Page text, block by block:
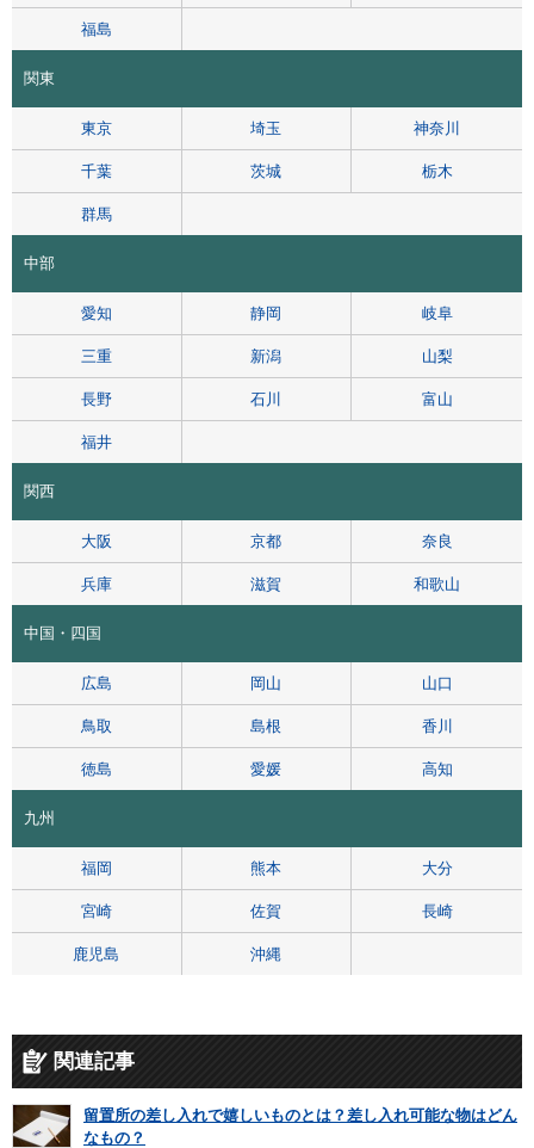
福島
関東
東京 埼玉 神奈川
千葉 茨城 栃木
群馬
中部
愛知 静岡 岐阜
三重 新潟 山梨
長野 石川 富山
福井
関西
大阪 京都 奈良
兵庫 滋賀 和歌山
中国・四国
広島 岡山 山口
鳥取 島根 香川
徳島 愛媛 高知
九州
福岡 熊本 大分
宮崎 佐賀 長崎
鹿児島 沖縄
関連記事
留置所の差し入れで嬉しいものとは？差し入れ可能な物はどん
なもの？